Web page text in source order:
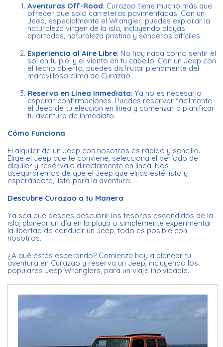
Aventuras Off-Road: Curazao tiene mucho más que
ofrecer que solo carreteras pavimentadas. Con un
Jeep, especialmente el Wrangler, puedes explorar la
naturaleza virgen de la isla, incluyendo playas
apartadas, naturaleza prístina y senderos difíciles.
Experiencia al Aire Libre: No hay nada como sentir el
sol en tu piel y el viento en tu cabello. Con un Jeep con
el techo abierto, puedes disfrutar plenamente del
maravilloso clima de Curazao.
Reserva en Línea Inmediata: Ya no es necesario
esperar confirmaciones. Puedes reservar fácilmente
el Jeep de tu elección en línea y comenzar a planificar
tu aventura de inmediato.
Cómo Funciona
El alquiler de un Jeep con nosotros es rápido y sencillo.
Elige el Jeep que te conviene, selecciona el período de
alquiler y resérvalo directamente en línea. Nos
aseguraremos de que el Jeep que elijas esté listo y
esperándote, listo para la aventura.
Descubre Curazao a tu Manera
Ya sea que desees descubrir los tesoros escondidos de la
isla, planear un día en la playa o simplemente experimentar
la libertad de conducir un Jeep, todo es posible con
nosotros.
¿A qué estás esperando? Comienza hoy a planear tu
aventura en Curazao y reserva un Jeep, incluyendo los
populares Jeep Wranglers, para un viaje inolvidable.